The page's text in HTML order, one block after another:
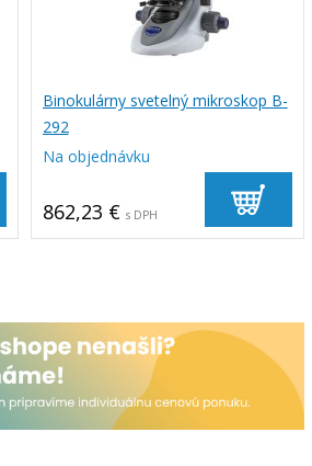
Binokulárny svetelný mikroskop B-
292
Na objednávku
862,23 € s DPH